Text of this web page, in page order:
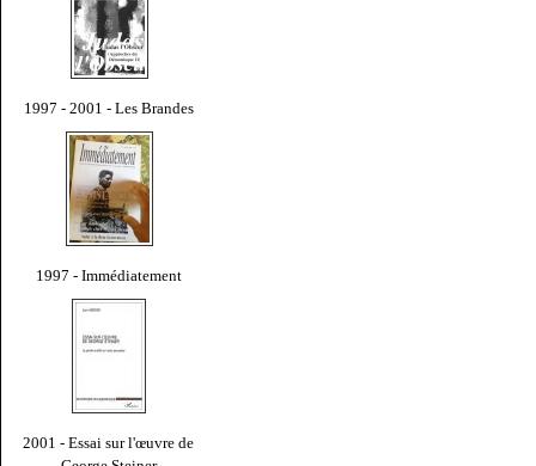
1997 - 2001 - Les Brandes
1997 - Immédiatement
2001 - Essai sur l'œuvre de